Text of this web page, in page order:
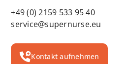
+49 (0) 2159 533 95 40
service@supernurse.eu
Kontakt aufnehmen